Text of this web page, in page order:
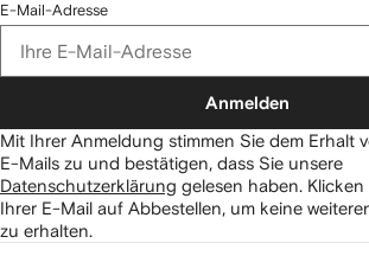
E-Mail-Adresse
Anmelden
Mit Ihrer Anmeldung stimmen Sie dem Erhalt
E-Mails zu und bestätigen, dass Sie unsere
Datenschutzerklärung gelesen haben.
Ihrer E-Mail auf Abbestellen, um keine
zu erhalten.